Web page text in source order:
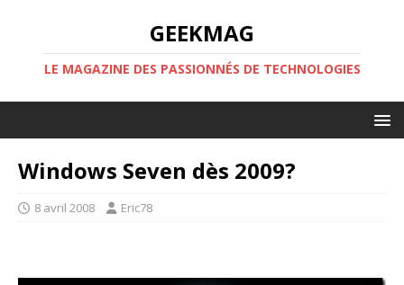
GEEKMAG
LE MAGAZINE DES PASSIONNÉS DE TECHNOLOGIES
Windows Seven dès 2009?
8 avril 2008 Eric78